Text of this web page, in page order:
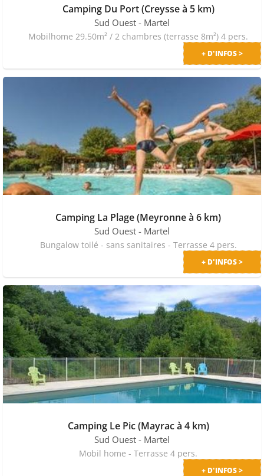
Camping Du Port (Creysse à 5 km)
Sud Ouest - Martel
Mobilhome 29.50m² / 2 chambres (terrasse 8m²) 4 pers.
+ D'INFOS >
Camping La Plage (Meyronne à 6 km)
Sud Ouest - Martel
Bungalow toilé - sans sanitaires - Terrasse 4 pers.
+ D'INFOS >
Camping Le Pic (Mayrac à 4 km)
Sud Ouest - Martel
Mobil home - Terrasse 4 pers.
+ D'INFOS >